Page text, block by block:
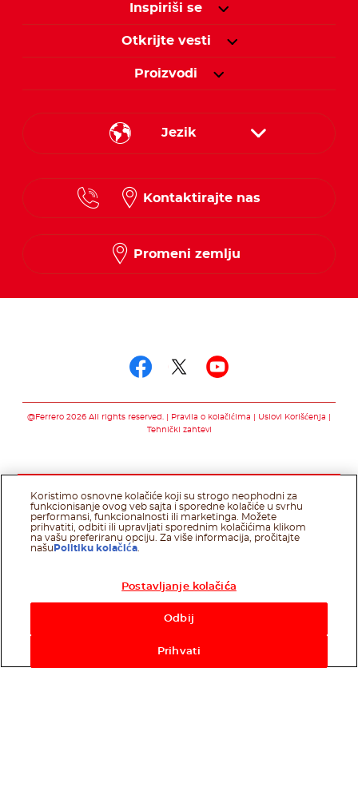
Inspiriši se
Otkrijte vesti
Proizvodi
Jezik
Kontaktirajte nas
Promeni zemlju
@Ferrero 2026 All rights reserved. Pravila o kolačićima
Uslovi Korišćenja
Tehnički zahtevi
Koristimo osnovne kolačiće koji su strogo neophodni za
funkcionisanje ovog veb sajta i sporedne kolačiće u svrhu
performansi, funkcionalnosti ili marketinga. Možete
prihvatiti, odbiti ili upravljati sporednim kolačićima klikom
na vašu preferiranu opciju. Za više informacija, pročitajte
našu Politiku kolačića
Postavljanje kolačića
Odbij
Prihvati